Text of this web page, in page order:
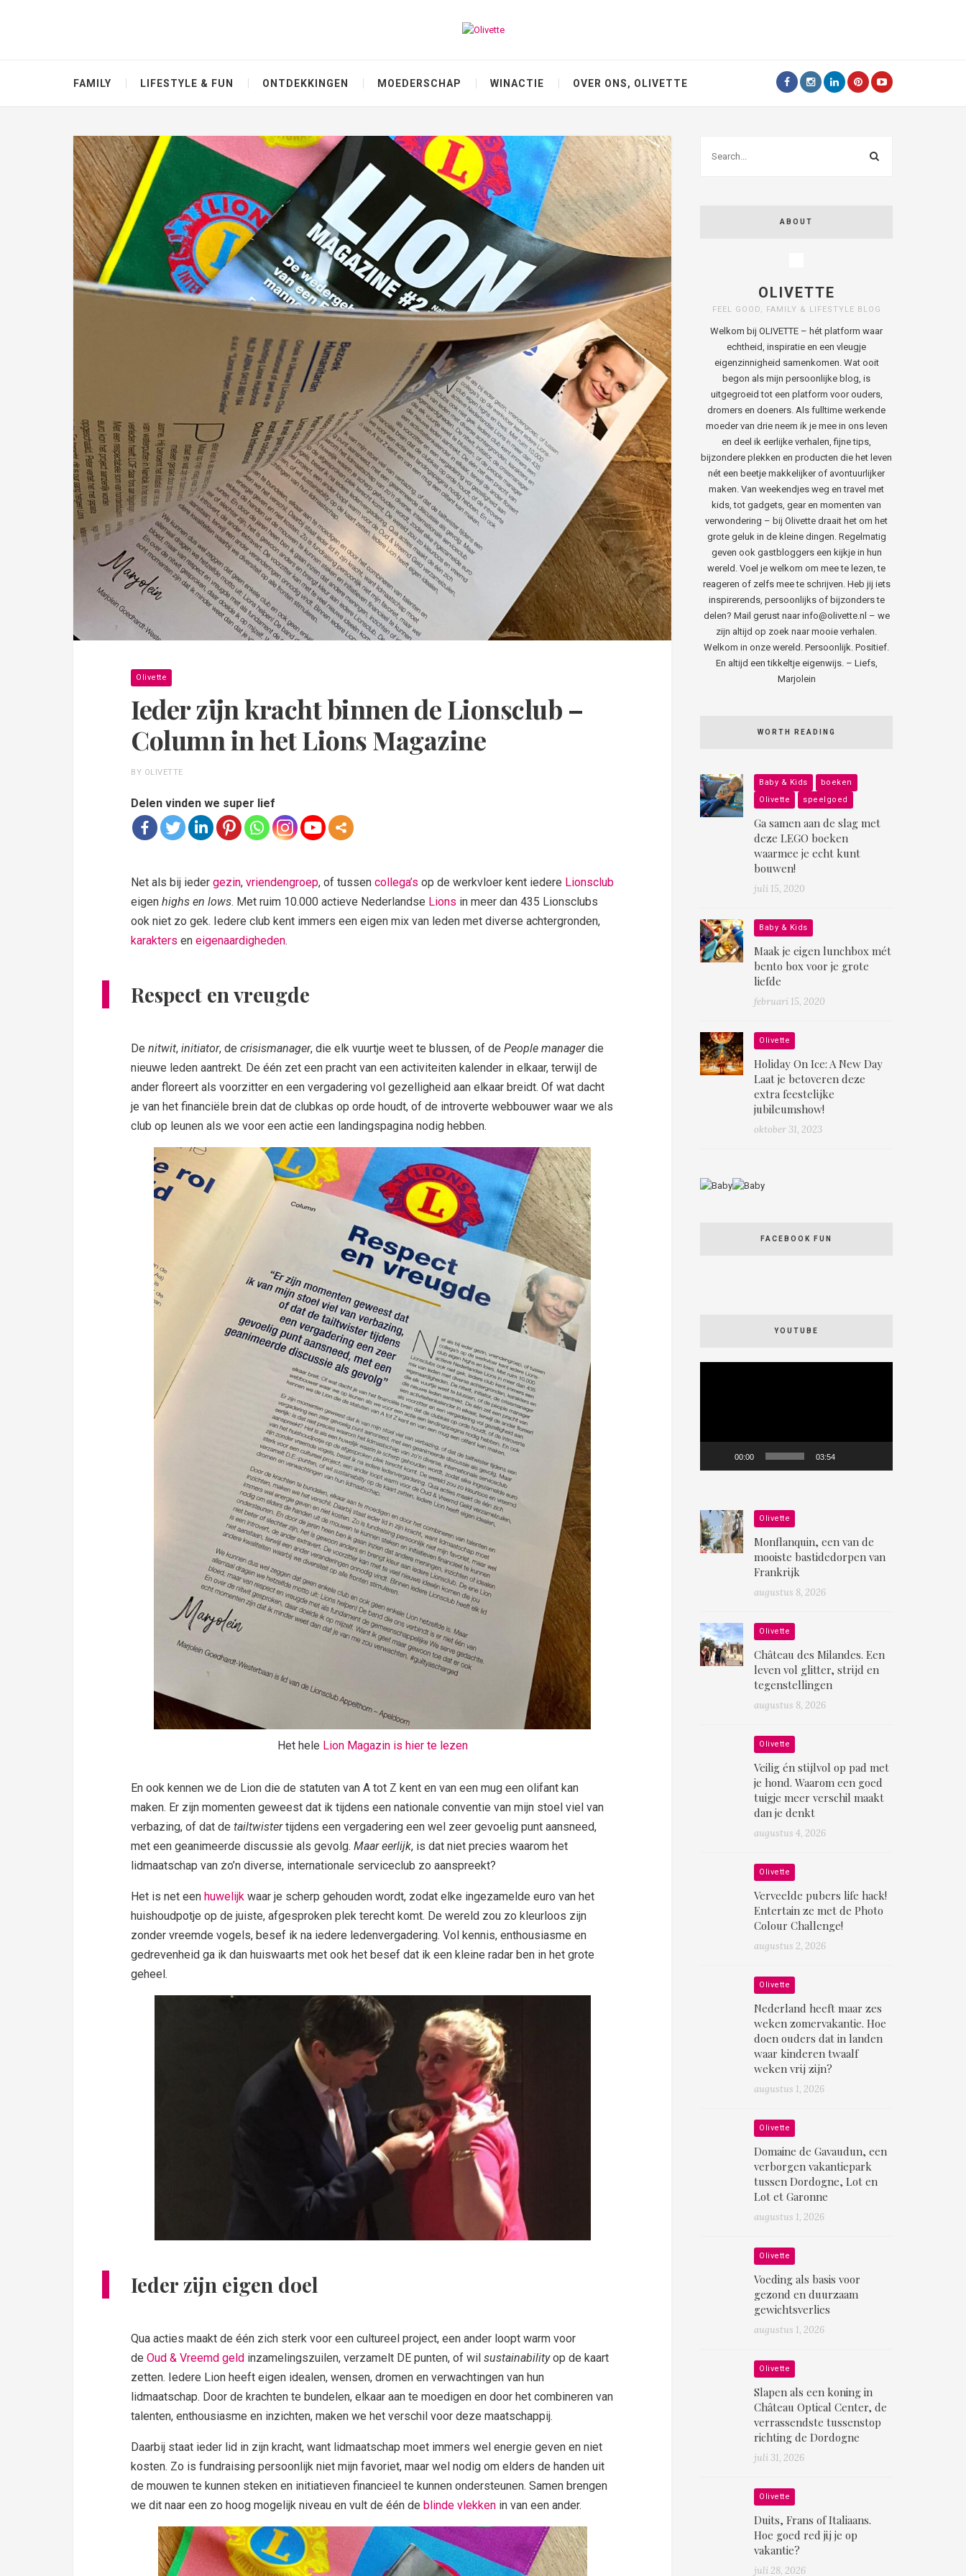
FAMILY LIFESTYLE & FUN ONTDEKKINGEN MOEDERSCHAP WINACTIE OVER ONS, OLIVETTE
Olivette
Ieder zijn kracht binnen de Lionsclub –
Column in het Lions Magazine
BY OLIVETTE
Delen vinden we super lief
Net als bij ieder gezin, vriendengroep, of tussen collega’s op de werkvloer kent iedere Lionsclub
eigen highs en lows. Met ruim 10.000 actieve Nederlandse Lions in meer dan 435 Lionsclubs
ook niet zo gek. Iedere club kent immers een eigen mix van leden met diverse achtergronden,
karakters en eigenaardigheden.
Respect en vreugde
De nitwit, initiator, de crisismanager, die elk vuurtje weet te blussen, of de People managerdie
nieuwe leden aantrekt. De één zet een pracht van een activiteiten kalender in elkaar, terwijl de
ander floreert als voorzitter en een vergadering vol gezelligheid aan elkaar breidt. Of wat dacht
je van het financiële brein dat de clubkas op orde houdt, of de introverte webbouwer waar we als
club op leunen als we voor een actie een landingspagina nodig hebben.
Het hele Lion Magazin is hier te lezen
En ook kennen we de Lion die de statuten van A tot Z kent en van een mug een olifant kan
maken. Er zijn momenten geweest dat ik tijdens een nationale conventie van mijn stoel viel van
verbazing, of dat de tailtwistertijdens een vergadering een wel zeer gevoelig punt aansneed,
met een geanimeerde discussie als gevolg. Maar eerlijk, is dat niet precies waarom het
lidmaatschap van zo’n diverse, internationale serviceclub zo aanspreekt?
Het is net een huwelijk waar je scherp gehouden wordt, zodat elke ingezamelde euro van het
huishoudpotje op de juiste, afgesproken plek terecht komt. De wereld zou zo kleurloos zijn
zonder vreemde vogels, besef ik na iedere ledenvergadering. Vol kennis, enthousiasme en
gedrevenheid ga ik dan huiswaarts met ook het besef dat ik een kleine radar ben in het grote
geheel.
Ieder zijn eigen doel
Qua acties maakt de één zich sterk voor een cultureel project, een ander loopt warm voor
de Oud & Vreemd geld inzamelingszuilen, verzamelt DE punten, of wil sustainabilityop de kaart
zetten. Iedere Lion heeft eigen idealen, wensen, dromen en verwachtingen van hun
lidmaatschap. Door de krachten te bundelen, elkaar aan te moedigen en door het combineren van
talenten, enthousiasme en inzichten, maken we het verschil voor deze maatschappij.
Daarbij staat ieder lid in zijn kracht, want lidmaatschap moet immers wel energie geven en niet
kosten. Zo is fundraising persoonlijk niet mijn favoriet, maar wel nodig om elders de handen uit
de mouwen te kunnen steken en initiatieven financieel te kunnen ondersteunen. Samen brengen
we dit naar een zo hoog mogelijk niveau en vult de één de blinde vlekken in van een ander.
ABOUT
OLIVETTE
FEEL GOOD, FAMILY & LIFESTYLE BLOG
Welkom bij OLIVETTE – hét platform waar
echtheid, inspiratie en een vleugje
eigenzinnigheid samenkomen. Wat ooit
begon als mijn persoonlijke blog, is
uitgegroeid tot een platform voor ouders,
dromers en doeners. Als fulltime werkende
moeder van drie neem ik je mee in ons leven
en deel ik eerlijke verhalen, fijne tips,
bijzondere plekken en producten die het leven
nét een beetje makkelijker of avontuurlijker
maken. Van weekendjes weg en travel met
kids, tot gadgets, gear en momenten van
verwondering – bij Olivette draait het om het
grote geluk in de kleine dingen. Regelmatig
geven ook gastbloggers een kijkje in hun
wereld. Voel je welkom om mee te lezen, te
reageren of zelfs mee te schrijven. Heb jij iets
inspirerends, persoonlijks of bijzonders te
delen? Mail gerust naar info@olivette.nl – we
zijn altijd op zoek naar mooie verhalen.
Welkom in onze wereld. Persoonlijk. Positief.
En altijd een tikkeltje eigenwijs. – Liefs,
Marjolein
WORTH READING
Baby & Kids
boeken
Olivette
speelgoed
Ga samen aan de slag met
deze LEGO boeken
waarmee je echt kunt
bouwen!
juli 15, 2020
Baby & Kids
Maak je eigen lunchbox mét
bento box voor je grote
liefde
februari 15, 2020
Olivette
Holiday On Ice: A New Day
Laat je betoveren deze
extra feestelijke
jubileumshow!
oktober 31, 2023
FACEBOOK FUN
YOUTUBE
00:00 03:54
Olivette
Monflanquin, een van de
mooiste bastidedorpen van
Frankrijk
augustus 8, 2026
Olivette
Château des Milandes. Een
leven vol glitter, strijd en
tegenstellingen
augustus 8, 2026
Olivette
Veilig én stijlvol op pad met
je hond. Waarom een goed
tuigje meer verschil maakt
dan je denkt
augustus 4, 2026
Olivette
Verveelde pubers life hack!
Entertain ze met de Photo
Colour Challenge!
augustus 2, 2026
Olivette
Nederland heeft maar zes
weken zomervakantie. Hoe
doen ouders dat in landen
waar kinderen twaalf
weken vrij zijn?
augustus 1, 2026
Olivette
Domaine de Gavaudun, een
verborgen vakantiepark
tussen Dordogne, Lot en
Lot et Garonne
augustus 1, 2026
Olivette
Voeding als basis voor
gezond en duurzaam
gewichtsverlies
augustus 1, 2026
Olivette
Slapen als een koning in
Château Optical Center, de
verrassendste tussenstop
richting de Dordogne
juli 31, 2026
Olivette
Duits, Frans of Italiaans.
Hoe goed red jij je op
vakantie?
juli 28, 2026